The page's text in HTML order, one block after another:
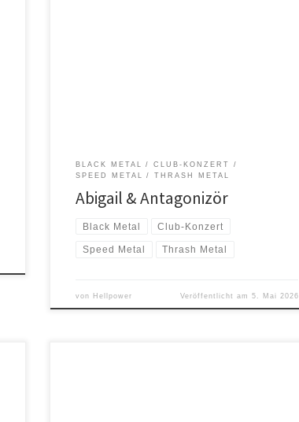
BLACK METAL
CLUB-KONZERT
SPEED METAL
THRASH METAL
Abigail & Antagonizör
Black Metal Club-Konzert
Speed Metal Thrash Metal
von Hellpower Veröffentlicht am 5. Mai 2026